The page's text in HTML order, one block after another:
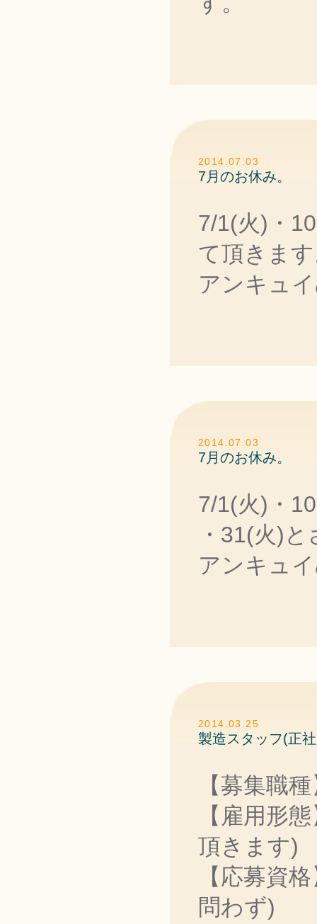
2014.07.03
7月のお休み。
7/1(火)・
て頂きま
アンキュ
2014.07.03
7月のお休み。
7/1(火)・
・31(火)
アンキュ
2014.03.25
製造スタッフ(正
【募集職
【雇用形
頂きます)
【応募資
問わず)